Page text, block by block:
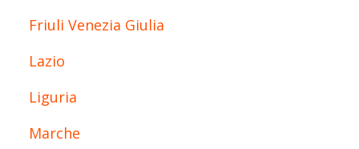
Friuli Venezia Giulia
Lazio
Liguria
Marche